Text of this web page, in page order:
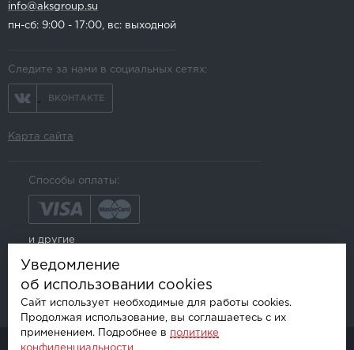
info@aksgroup.su
пн-сб: 9:00 - 17:00, вс: выходной
Следите за нами в социальных сетях:
ВКОНТАКТЕ
Карта сайта
Способы оплаты:
и другие
Уведомление
об использовании cookies
Сайт использует необходимые для работы cookies.
Продолжая использование, вы соглашаетесь с их
применением. Подробнее в политике
конфиденциальности